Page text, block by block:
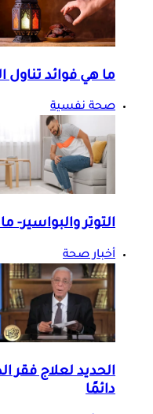
ما هي فوائد تناول
صحة نفسية
التوتر والبواسير-
أخبار صحة
الحديد لعلاج فقر
دائمًا